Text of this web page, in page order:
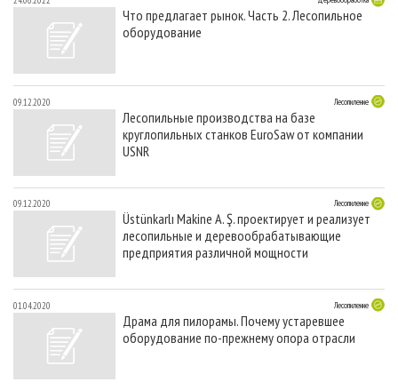
СУШКА ДРЕВЕСИНЫ
ПРОИЗВОДСТВО ДРЕВЕСНЫХ ПЛИТ
ДЕРЕВЯННОЕ ДОМОСТРОЕНИЕ
ПРОИЗВОДСТВО МЕБЕЛИ
БИОЭНЕРГЕТИКА
ЦБП
ИНСТРУМЕНТ И МАТЕРИАЛЫ
ПЕРСОНЫ
МОБИЛЬНЫЕ ВЫСТАВКИ
ОФИЦИАЛЬНЫЕ ДЕЛЕГАЦИИ
ПРИОРИТЕТНЫЕ ИНВЕСТПРОЕКТЫ
RUSSIAN FORESTRY REVIEW
ГАЗЕТА ЛЕСПРОМФОРУМ
БИБЛИОТЕКА СПЕЦИАЛИСТА
РЕКЛАМА НА САЙТЕ
Что предлагает рынок. Часть 2. Лесопильное
оборудование
09.12.2020 Лесопиление
Лесопильные производства на базе
круглопильных станков EuroSaw от компании
USNR
09.12.2020 Лесопиление
Üstünkarlı Makine A. Ş. проектирует и реализует
лесопильные и деревообрабатывающие
предприятия различной мощности
01.04.2020 Лесопиление
Драма для пилорамы. Почему устаревшее
оборудование по-прежнему опора отрасли